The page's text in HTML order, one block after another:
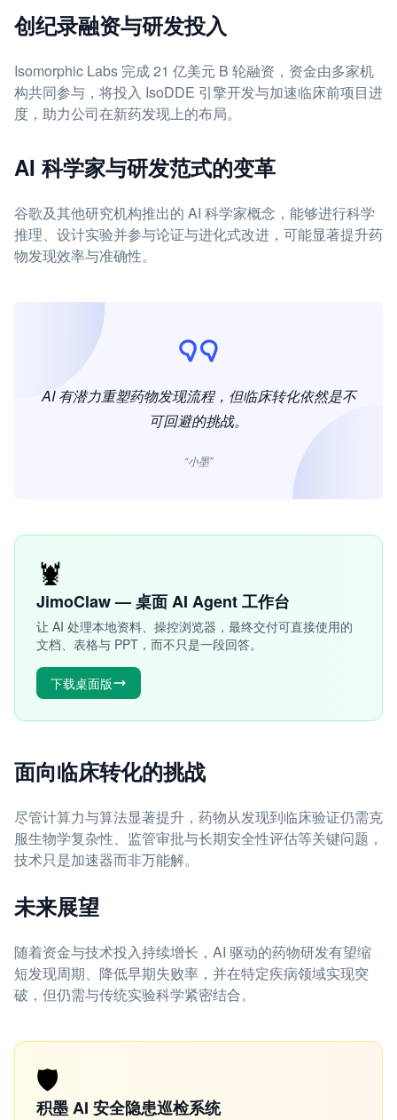
创纪录融资与研发投入
Isomorphic Labs 完成 21 亿美元 B 轮融资，资金由多家机
构共同参与，将投入 IsoDDE 引擎开发与加速临床前项目进
度，助力公司在新药发现上的布局。
AI 科学家与研发范式的变革
谷歌及其他研究机构推出的 AI 科学家概念，能够进行科学
推理、设计实验并参与论证与进化式改进，可能显著提升药
物发现效率与准确性。
AI 有潜力重塑药物发现流程，但临床转化依然是不
可回避的挑战。
“小墨”
🦞
JimoClaw — 桌面 AI Agent 工作台
让 AI 处理本地资料、操控浏览器，最终交付可直接使用的
文档、表格与 PPT，而不只是一段回答。
下载桌面版
面向临床转化的挑战
尽管计算力与算法显著提升，药物从发现到临床验证仍需克
服生物学复杂性、监管审批与长期安全性评估等关键问题，
技术只是加速器而非万能解。
未来展望
随着资金与技术投入持续增长，AI 驱动的药物研发有望缩
短发现周期、降低早期失败率，并在特定疾病领域实现突
破，但仍需与传统实验科学紧密结合。
🛡️
积墨 AI 安全隐患巡检系统